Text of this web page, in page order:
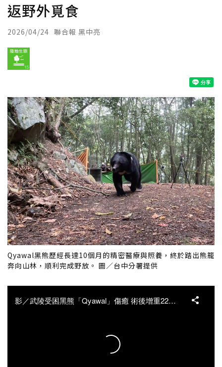
返野外覓食
2026/04/24 聯合報 黑中亮
Qyawal黑熊歷經長達10個月的精密醫療與照養，終於踏出熊籠
奔向山林，順利完成野放。 圖／台中分署提供